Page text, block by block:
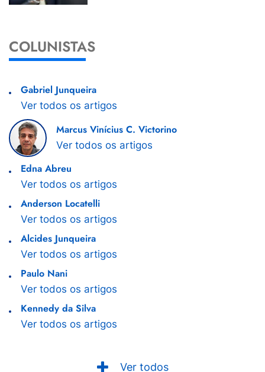
COLUNISTAS
Gabriel Junqueira
Ver todos os artigos
Marcus Vinícius C. Victorino
Ver todos os artigos
Edna Abreu
Ver todos os artigos
Anderson Locatelli
Ver todos os artigos
Alcides Junqueira
Ver todos os artigos
Paulo Nani
Ver todos os artigos
Kennedy da Silva
Ver todos os artigos
Ver todos